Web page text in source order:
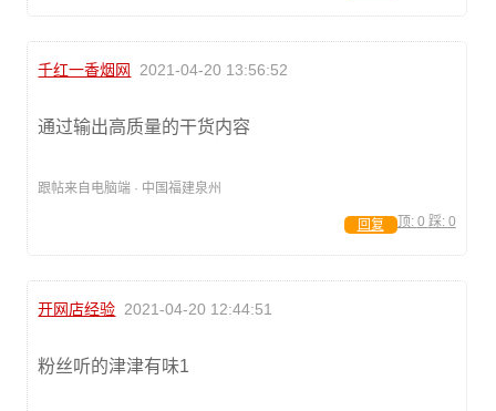
千红一香烟网 2021-04-20 13:56:52
通过输出高质量的干货内容
跟帖来自电脑端 · 中国福建泉州
顶: 0 踩: 0
回复
开网店经验 2021-04-20 12:44:51
粉丝听的津津有味1